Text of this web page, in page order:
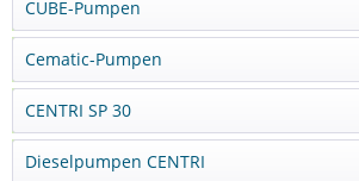
CUBE-Pumpen
Cematic-Pumpen
CENTRI SP 30
Dieselpumpen CENTRI